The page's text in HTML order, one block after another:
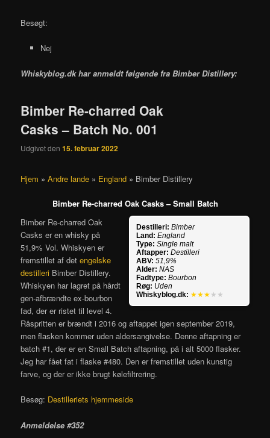
Besøgt:
Nej
Whiskyblog.dk har anmeldt følgende fraBimber Distillery:
Bimber Re-charred Oak
Casks – Batch No. 001
Udgivet den15. februar 2022
Hjem »Andre lande » England » Bimber Distillery
Bimber Re-charred Oak Casks – Small Batch
Destilleri: Bimber
Land: England
Type: Single malt
Aftapper: Destilleri
ABV: 51,9%
Alder: NAS
Fadtype: Bourbon
Røg: Uden
Whiskyblog.dk: ★★★ ★★
Bimber Re-charred Oak
Casks er en whisky på
51,9% Vol. Whiskyen er
fremstillet af detengelske
destilleri Bimber Distillery.
Whiskyen har lagret på hårdt
gen-afbrændte ex-bourbon
fad, der er ristet til level 4.
Råspritten er brændt i 2016 og aftappet igen september 2019,
men flasken kommer uden aldersangivelse. Denne aftapning er
batch #1, der er en Small Batch aftapning, på i alt 5000 flasker.
Jeg har fået fat i flaske #480. Den er fremstillet uden kunstig
farve, og der er ikke brugt kølefiltrering.
Besøg: Destilleriets hjemmeside
Anmeldelse #352